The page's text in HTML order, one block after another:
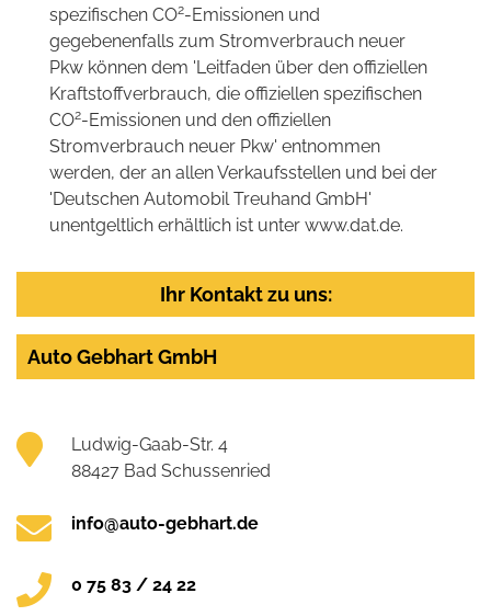
spezifischen CO2-Emissionen und
gegebenenfalls zum Stromverbrauch neuer
Pkw können dem 'Leitfaden über den offiziellen
Kraftstoffverbrauch, die offiziellen spezifischen
CO2-Emissionen und den offiziellen
Stromverbrauch neuer Pkw' entnommen
werden, der an allen Verkaufsstellen und bei der
'Deutschen Automobil Treuhand GmbH'
unentgeltlich erhältlich ist unter www.dat.de.
Ihr Kontakt zu uns:
Auto Gebhart GmbH
Ludwig-Gaab-Str. 4
88427 Bad Schussenried
info@auto-gebhart.de
0 75 83 / 24 22